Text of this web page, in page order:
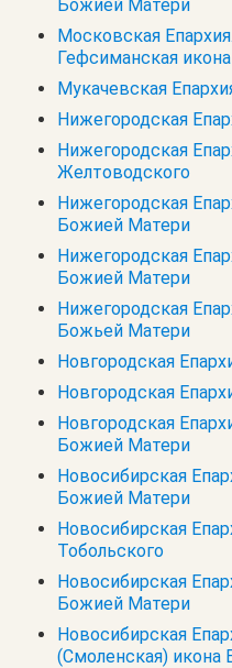
Божией Матери
Московская
Гефсиманская
Мукачевская
Нижегородская
Нижегородская
Желтоводского
Нижегородская
Божией Матери
Нижегородская
Божией Матери
Нижегородская
Божьей Матери
Новгородская
Новгородская
Новгородская
Божией Матери
Новосибирская
Божией Матери
Новосибирская
Тобольского
Новосибирская
Божией Матери
Новосибирская
(Смоленская)